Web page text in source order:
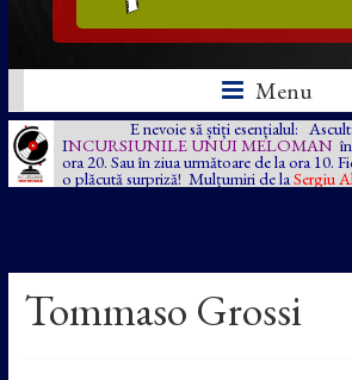
Menu
E nevoie să știți esențialul:
INCURSIUNILE UNUI MELOMAN
ora 20. Sau în ziua următoare de la ora 10.
o plăcută surpriză! Mulțumiri de la Sergiu
Tommaso Grossi